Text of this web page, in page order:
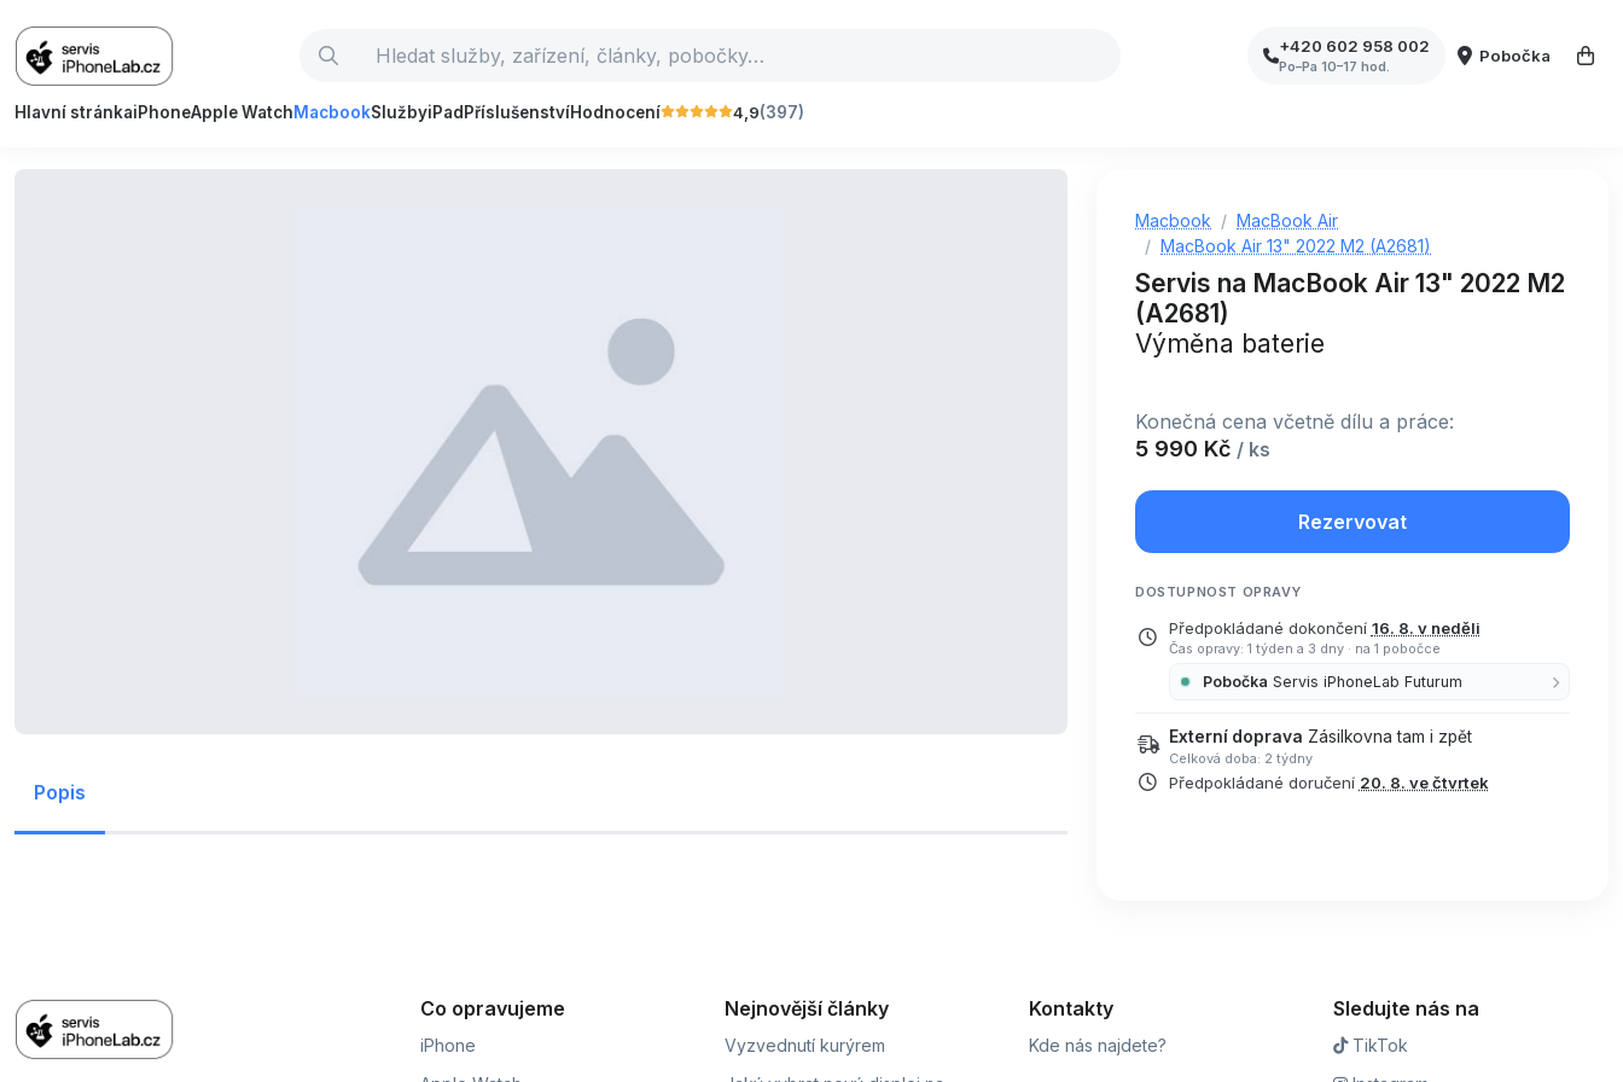
+420 602 958 002
Po–Pa 10–17 hod.
Pobočka
Hlavní stránkaiPhoneApple WatchMacbookSlužbyiPad PříslušenstvíHodnocení 4,9(397)
Popis
Macbook
MacBook Air
MacBook Air 13" 2022 M2 (A2681)
Servis na MacBook Air 13" 2022 M2
(A2681)
Výměna baterie
Konečná cena včetně dílu a práce:
5 990 Kč / ks
Rezervovat
DOSTUPNOST OPRAVY
Předpokládané dokončení 16. 8. v neděli
Čas opravy: 1 týden a 3 dny · na 1 pobočce
Pobočka Servis iPhoneLab Futurum
Externí doprava Zásilkovna tam i zpět
Celková doba: 2 týdny
Předpokládané doručení 20. 8. ve čtvrtek
Co opravujeme
iPhone
Nejnovější články
Vyzvednutí kurýrem
Kontakty
Kde nás najdete?
Sledujte nás na
TikTok